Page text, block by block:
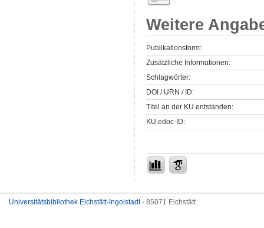
Weitere
Publikationsform:
Zusätzliche Informationen:
Schlagwörter:
DOI / URN / ID:
Titel an der KU entstanden:
KU.edoc-ID:
Universitätsbibliothek Eichstätt-Ingolstadt- 85071 Eichstätt